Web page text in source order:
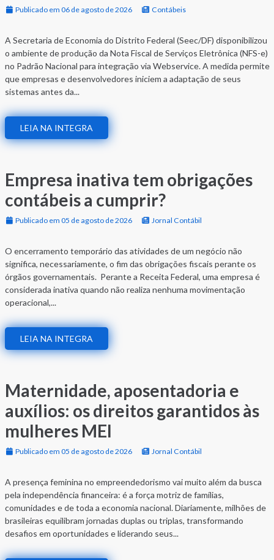
Publicado em 06 de agosto de 2026 Contábeis
A Secretaria de Economia do Distrito Federal (Seec/DF) disponibilizou
o ambiente de produção da Nota Fiscal de Serviços Eletrônica (NFS-e)
no Padrão Nacional para integração via Webservice. A medida permite
que empresas e desenvolvedores iniciem a adaptação de seus
sistemas antes da...
LEIA NA INTEGRA
Empresa inativa tem obrigações
contábeis a cumprir?
Publicado em 05 de agosto de 2026 Jornal Contábil
O encerramento temporário das atividades de um negócio não
significa, necessariamente, o fim das obrigações fiscais perante os
órgãos governamentais. Perante a Receita Federal, uma empresa é
considerada inativa quando não realiza nenhuma movimentação
operacional,...
LEIA NA INTEGRA
Maternidade, aposentadoria e
auxílios: os direitos garantidos às
mulheres MEI
Publicado em 05 de agosto de 2026 Jornal Contábil
A presença feminina no empreendedorismo vai muito além da busca
pela independência financeira: é a força motriz de famílias,
comunidades e de toda a economia nacional. Diariamente, milhões de
brasileiras equilibram jornadas duplas ou triplas, transformando
desafios em oportunidades e liderando seus...